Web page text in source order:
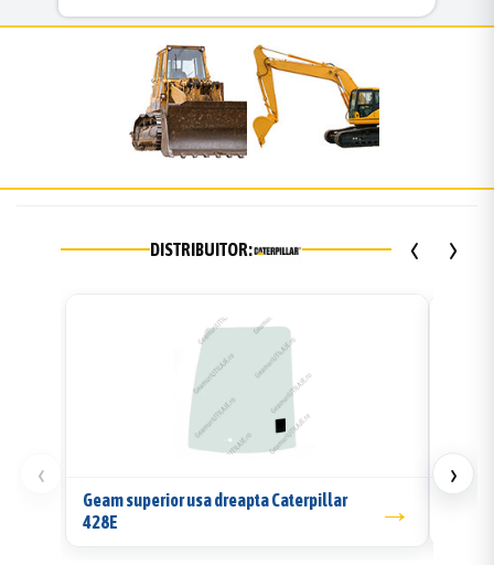
DISTRIBUITOR: ‹ ›
‹
Geam superior usa dreapta Caterpillar
428E
→
›